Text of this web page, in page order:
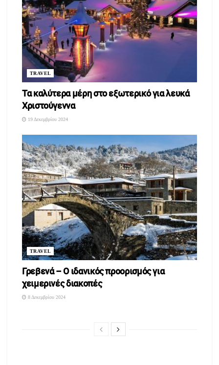
TRAVEL
Τα καλύτερα μέρη στο εξωτερικό για λευκά
Χριστούγεννα
19 Δεκεμβρίου 2024
TRAVEL
Γρεβενά – Ο ιδανικός προορισμός για
χειμερινές διακοπές
8 Δεκεμβρίου 2024